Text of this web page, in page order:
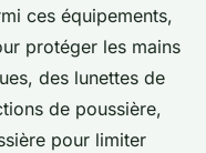
ces équipements,
protéger les mains
des lunettes de
de poussière,
pour limiter